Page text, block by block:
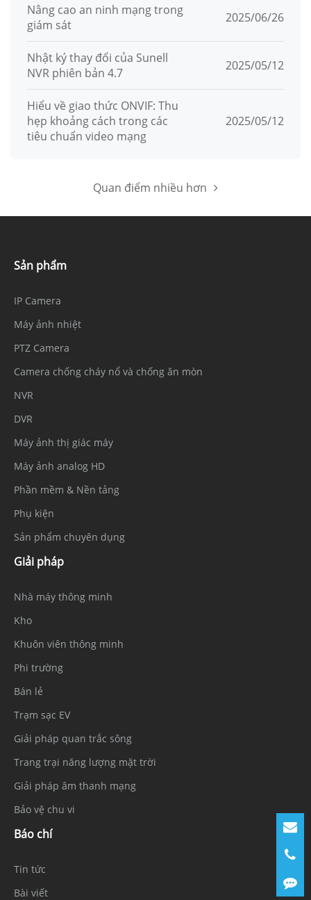
Nâng cao an ninh mạng trong
giám sát
2025/06/26
Nhật ký thay đổi của Sunell
NVR phiên bản 4.7
2025/05/12
Hiểu về giao thức ONVIF: Thu
hẹp khoảng cách trong các
tiêu chuẩn video mạng
2025/05/12
Quan điểm nhiều hơn
Sản phẩm
IP Camera
Máy ảnh nhiệt
PTZ Camera
Camera chống cháy nổ và chống ăn mòn
NVR
DVR
Máy ảnh thị giác máy
Máy ảnh analog HD
Phần mềm & Nền tảng
Phụ kiện
Sản phẩm chuyên dụng
Giải pháp
Nhà máy thông minh
Kho
Khuôn viên thông minh
Phi trường
Bán lẻ
Trạm sạc EV
Giải pháp quan trắc sông
Trang trại năng lượng mặt trời
Giải pháp âm thanh mạng
Bảo vệ chu vi
Báo chí
Tin tức
Bài viết